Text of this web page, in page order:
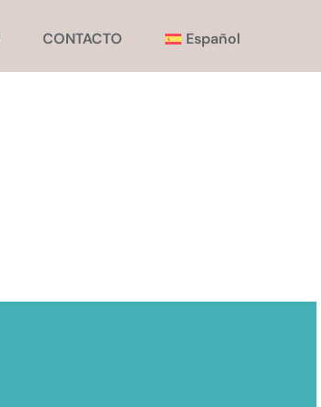
CONTACTO Español